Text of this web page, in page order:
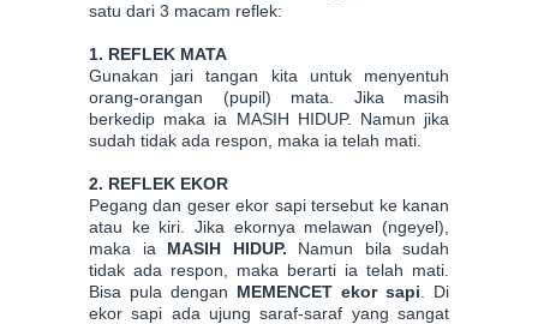
satu dari 3 macam reflek:
1. REFLEK MATA
Gunakan jari tangan kita untuk menyentuh
orang-orangan (pupil) mata. Jika masih
berkedip maka ia MASIH HIDUP. Namun jika
sudah tidak ada respon, maka ia telah mati.
2. REFLEK EKOR
Pegang dan geser ekor sapi tersebut ke kanan
atau ke kiri. Jika ekornya melawan (ngeyel),
maka ia MASIH HIDUP. Namun bila sudah
tidak ada respon, maka berarti ia telah mati.
Bisa pula dengan MEMENCET ekor sapi . Di
ekor sapi ada ujung saraf-saraf yang sangat